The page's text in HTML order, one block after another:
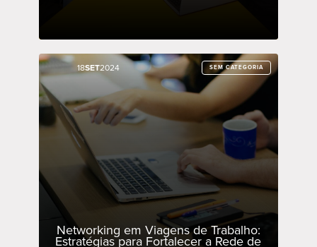
18SET2024 SEM CATEGORIA
Networking em Viagens de Trabalho:
Estratégias para Fortalecer a Rede de
18SET2024 SEM CATEGORIA